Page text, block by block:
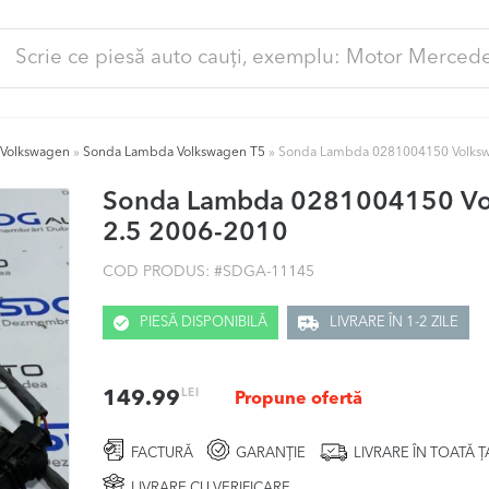
» Sonda Lambda Volkswagen T5 » Sonda Lambda 0281004150
Sonda Lambda 0281004150
2.5 2006-2010
COD PRODUS: #SDGA-11145
PIESĂ DISPONIBILĂ LIVRARE ÎN 1-2 ZILE
149.99 LEI Propune ofertă
FACTURĂ GARANȚIE LIVRARE ÎN TOATĂ